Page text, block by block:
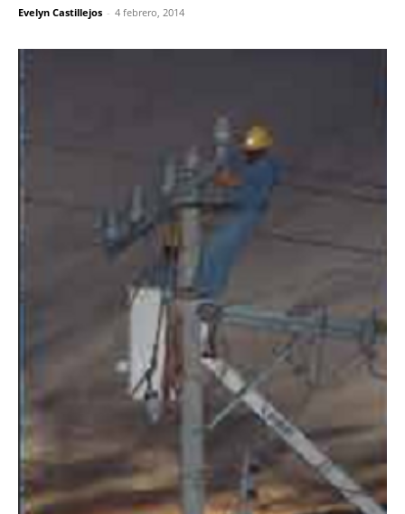
Evelyn Castillejos - 4 febrero, 2014